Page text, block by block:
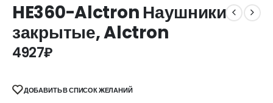
HE360-Alctron Наушники
закрытые, Alctron
4927₽
ДОБАВИТЬ В СПИСОК ЖЕЛАНИЙ